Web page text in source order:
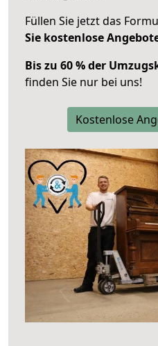
Füllen Sie jetzt das
Sie kostenlose
Bis zu 60 % der
finden Sie nur bei uns!
Kostenlose